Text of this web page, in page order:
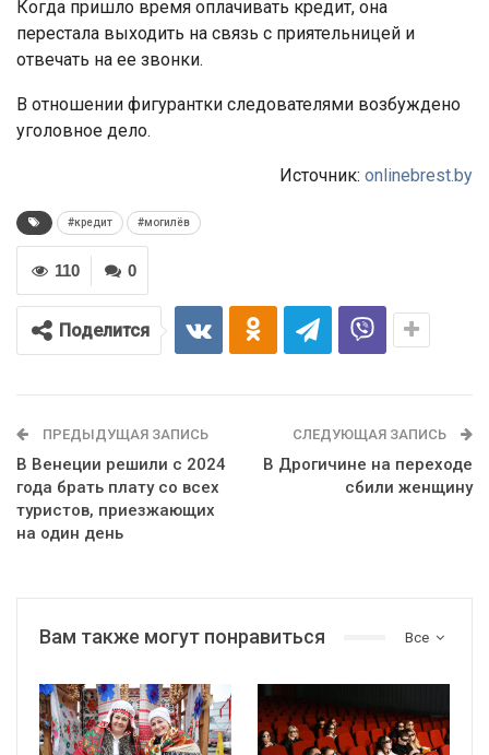
Когда пришло время оплачивать кредит, она
перестала выходить на связь с приятельницей и
отвечать на ее звонки.
В отношении фигурантки следователями возбуждено
уголовное дело.
Источник: onlinebrest.by
#кредит #могилёв
0
110
Поделится
ПРЕДЫДУЩАЯ ЗАПИСЬ
В Венеции решили с 2024
года брать плату со всех
туристов, приезжающих
на один день
СЛЕДУЮЩАЯ ЗАПИСЬ
В Дрогичине на переходе
сбили женщину
Все
Вам также могут понравиться